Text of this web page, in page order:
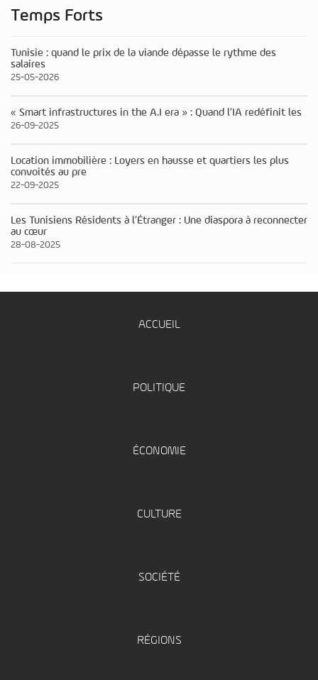
Temps Forts
Tunisie : quand le prix de la viande dépasse le rythme des
salaires
25-05-2026
« Smart infrastructures in the A.I era » : Quand l’IA redéfinit les
26-09-2025
Location immobilière : Loyers en hausse et quartiers les plus
convoités au pre
22-09-2025
Les Tunisiens Résidents à l’Étranger : Une diaspora à reconnecter
au cœur
28-08-2025
ACCUEIL
POLITIQUE
ÉCONOMIE
CULTURE
SOCIÉTÉ
RÉGIONS